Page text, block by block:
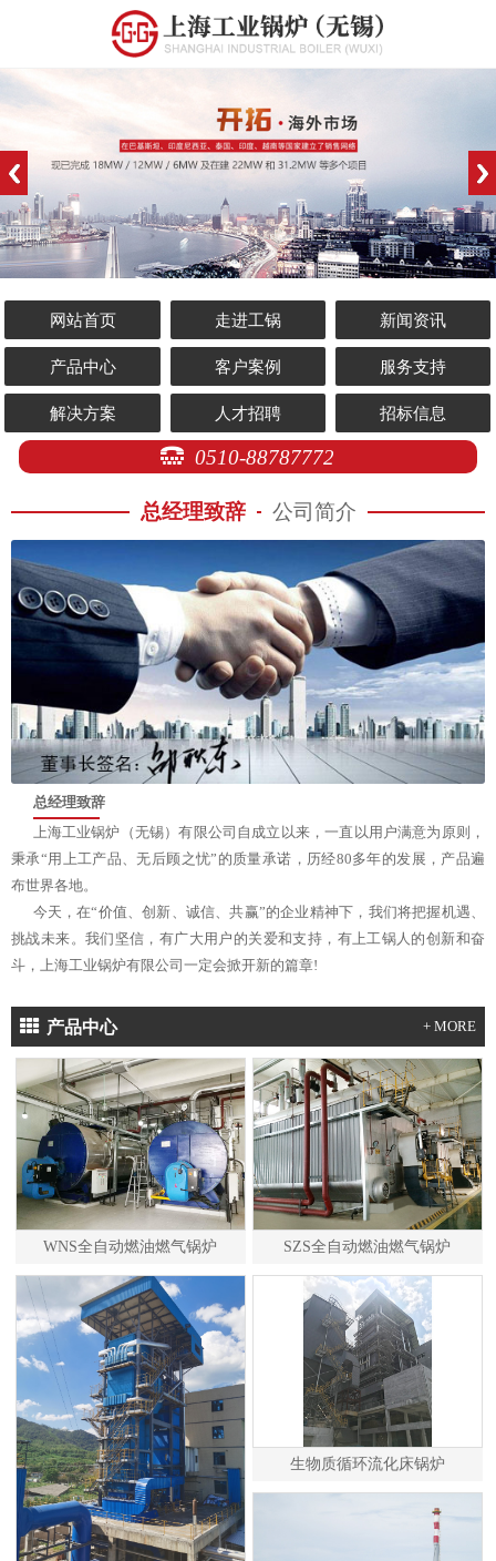
网站首页 走进工锅 新闻资讯
产品中心 客户案例 服务支持
解决方案 人才招聘 招标信息
0510-88787772
总经理致辞 公司简介
总经理致辞
上海工业锅炉（无锡）有限公司自成立以来，一直以用户满意为原则，
秉承“用上工产品、无后顾之忧”的质量承诺，历经80多年的发展，产品遍
布世界各地。
今天，在“价值、创新、诚信、共赢”的企业精神下，我们将把握机遇、
挑战未来。我们坚信，有广大用户的关爱和支持，有上工锅人的创新和奋
斗，上海工业锅炉有限公司一定会掀开新的篇章!
产品中心 + MORE
WNS全自动燃油燃气锅炉 SZS全自动燃油燃气锅炉
生物质循环流化床锅炉